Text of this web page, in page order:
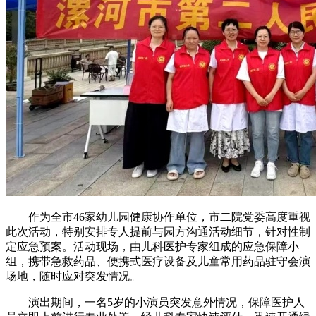
作为全市46家幼儿园健康协作单位，市二院党委高度重视
此次活动，特别安排专人提前与园方沟通活动细节，针对性制
定应急预案。活动现场，由儿科医护专家组成的应急保障小
组，携带急救药品、便携式医疗设备及儿童常用药品驻守会演
场地，随时应对突发情况。
演出期间，一名5岁的小演员突发意外情况，保障医护人